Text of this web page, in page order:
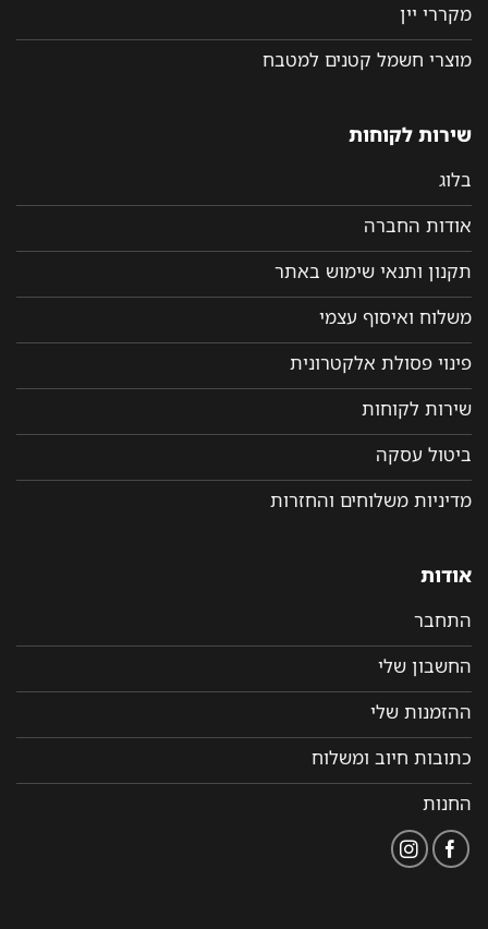
מקררי יין
מוצרי חשמל קטנים למטבח
שירות לקוחות
בלוג
אודות החברה
תקנון ותנאי שימוש באתר
משלוח ואיסוף עצמי
פינוי פסולת אלקטרונית
שירות לקוחות
ביטול עסקה
מדיניות משלוחים והחזרות
אודות
התחבר
החשבון שלי
ההזמנות שלי
כתובות חיוב ומשלוח
החנות